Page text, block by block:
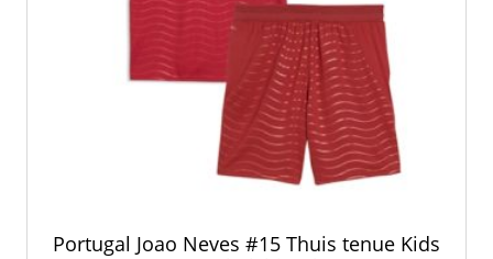
Portugal Joao Neves #15 Thuis tenue Kids